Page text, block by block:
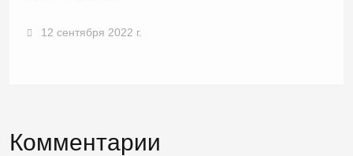
12 сентября 2022 г.
Комментарии